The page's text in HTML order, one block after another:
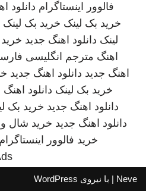
فالوور اینستاگرام دانلود
خرید بک لینک خرید بک لینک
لینک دانلود اهنگ جدید
اهنگ مترجم انگلیسی
اهنگ جدید دانلود اهنگ جدید
خرید بک لینک دانلود
دانلود اهنگ جدید خرید بک
دانلود اهنگ جدید خرید شال
خرید فالوور اینستاگرام
Neve | با نیروی WordPress